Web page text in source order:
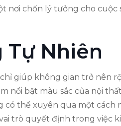
nơi chốn lý tưởng cho cuộc
Tự Nhiên
giúp không gian trở nên
nổi bật màu sắc của nội
có thể xuyên qua một
trò quyết định trong việc